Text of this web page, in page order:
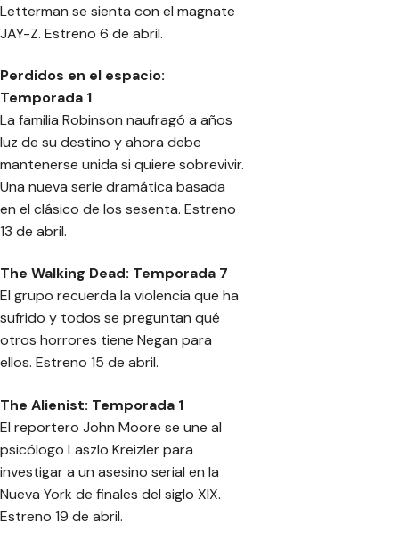
Letterman se sienta con el magnate
JAY-Z. Estreno 6 de abril.
Perdidos en el espacio:
Temporada 1
La familia Robinson naufragó a años
luz de su destino y ahora debe
mantenerse unida si quiere sobrevivir.
Una nueva serie dramática basada
en el clásico de los sesenta. Estreno
13 de abril.
The Walking Dead: Temporada 7
El grupo recuerda la violencia que ha
sufrido y todos se preguntan qué
otros horrores tiene Negan para
ellos. Estreno 15 de abril.
The Alienist: Temporada 1
El reportero John Moore se une al
psicólogo Laszlo Kreizler para
investigar a un asesino serial en la
Nueva York de finales del siglo XIX.
Estreno 19 de abril.